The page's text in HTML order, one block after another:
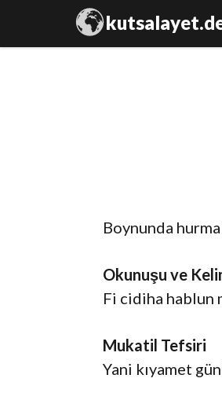
Boynunda
Okunuşu ve
Fi cidiha hablun
Mukatil Tefsiri
Yani kıyamet